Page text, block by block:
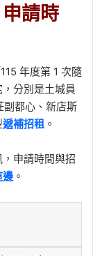
請時
年度第 1 次隨
分別是土城員
副都心、新店斯
遞補招租 。
申請時間與招
邊 。